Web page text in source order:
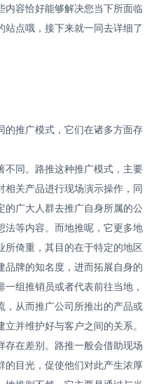
容恰好能够解决您当下所面临
点哦，接下来就一同去详细了
的推广模式，它们在诸多方面存
不同。路推这种推广模式，主要
关产品进行现场演示操作，同
的广大人群去推广自身所属的公
法等内容。而地推呢，它更多地
所倚重，其目的在于特定的地区
牌的知名度，进而拓展自身的
组推销员或者代表前往当地，
，从而推广公司所推出的产品或
并维护好与客户之间的关系。
存在差别。路推一般会借助现场
的目光，促使他们对此产生浓厚